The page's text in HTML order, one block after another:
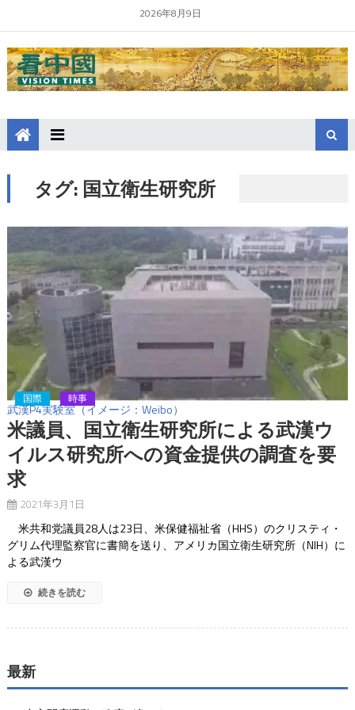
2026年8月9日
タグ: 国立衛生研究所
武漢P4実験室（イメージ：Weibo）
国際 時事
米議員、国立衛生研究所による武漢ウ
イルス研究所への資金提供の調査を要
求
2021年3月1日
米共和党議員28人は23日、米保健福祉省（HHS）のクリスティ・
グリム代理監察官に書簡を送り、アメリカ国立衛生研究所（NIH）に
よる武漢ウ
続きを読む
最新